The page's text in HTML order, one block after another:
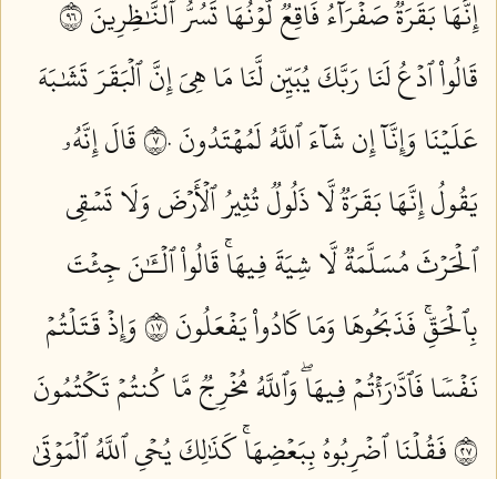
إِنَّهَا بَقَرَةٞ صَفۡرَآءُ فَاقِعٞ لَّوۡنُهَا تَسُرُّ ٱلنَّٰظِرِينَ ٦٩
قَالُواْ ٱدۡعُ لَنَا رَبَّكَ يُبَيِّن لَّنَا مَا هِيَ إِنَّ ٱلۡبَقَرَ تَشَٰبَهَ
عَلَيۡنَا وَإِنَّآ إِن شَآءَ ٱللَّهُ لَمُهۡتَدُونَ ٧٠
قَالَ إِنَّهُۥ
يَقُولُ إِنَّهَا بَقَرَةٞ لَّا ذَلُولٞ تُثِيرُ ٱلۡأَرۡضَ وَلَا تَسۡقِي
ٱلۡحَرۡثَ مُسَلَّمَةٞ لَّا شِيَةَ فِيهَاۚ قَالُواْ ٱلۡـَٰٔنَ جِئۡتَ
بِٱلۡحَقِّۚ فَذَبَحُوهَا وَمَا كَادُواْ يَفۡعَلُونَ ٧١
وَإِذۡ قَتَلۡتُمۡ
نَفۡسٗا فَٱدَّٰرَٰءۡتُمۡ فِيهَاۖ وَٱللَّهُ مُخۡرِجٞ مَّا كُنتُمۡ تَكۡتُمُونَ
٧٢فَقُلۡنَا ٱضۡرِبُوهُ بِبَعۡضِهَاۚ كَذَٰلِكَ يُحۡيِ ٱللَّهُ ٱلۡمَوۡتَىٰ